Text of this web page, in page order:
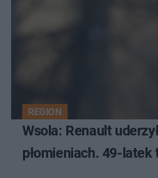
REGION
Wsola: Renault
płomieniach. 49-latek